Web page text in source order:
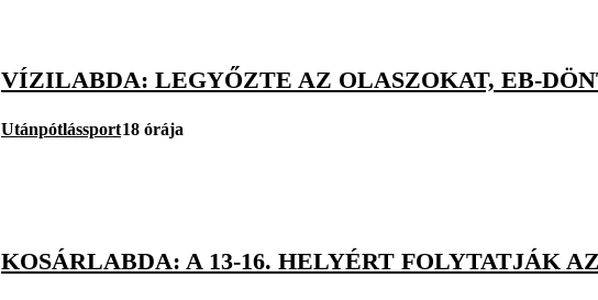
VÍZILABDA: LEGYŐZTE AZ OLASZOKAT, EB-
Utánpótlássport18 órája
KOSÁRLABDA: A 13-16. HELYÉRT FOLYTATJÁK